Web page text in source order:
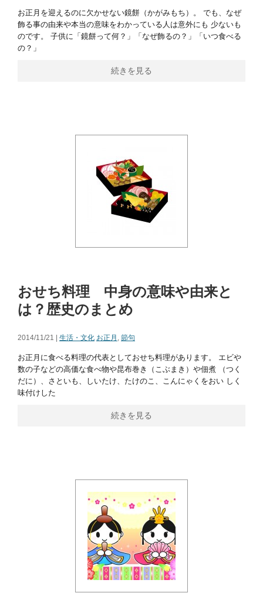
お正月を迎えるのに欠かせない鏡餅（かがみもち）。 でも、なぜ
飾る事の由来や本当の意味をわかっている人は意外にも 少ないも
のです。 子供に「鏡餅って何？」「なぜ飾るの？」「いつ食べる
の？」
続きを見る
おせち料理 中身の意味や由来と
は？歴史のまとめ
2014/11/21 | 生活・文化 お正月 , 節句
お正月に食べる料理の代表としておせち料理があります。 エビや
数の子などの高価な食べ物や昆布巻き（こぶまき）や佃煮 （つく
だに）、さといも、しいたけ、たけのこ、こんにゃくをおい しく
味付けした
続きを見る